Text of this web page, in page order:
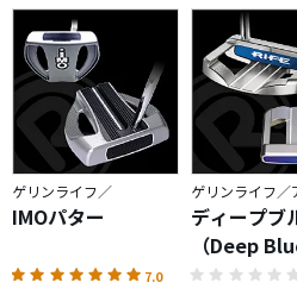
ゲリンライフ／
IMOパター
7.0
ディープブ
（Deep
ター